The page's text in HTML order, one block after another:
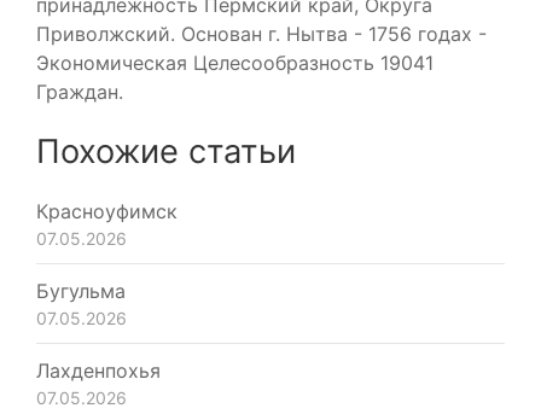
Приволжский. Основан г. Нытва - 1756 годах -
Экономическая Целесообразность 19041
Граждан.
Похожие статьи
Красноуфимск
07.05.2026
Бугульма
07.05.2026
Лахденпохья
07.05.2026